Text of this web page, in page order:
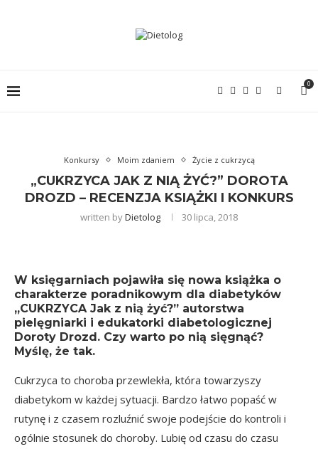
0
Konkursy Moim zdaniem Życie z cukrzycą
„CUKRZYCA JAK Z NIĄ ŻYĆ?” DOROTA
DROZD – RECENZJA KSIĄŻKI I KONKURS
written byDietolog 30 lipca, 2018
W księgarniach pojawiła się nowa książka o
charakterze poradnikowym dla diabetyków
„CUKRZYCA Jak z nią żyć?” autorstwa
pielęgniarki i edukatorki diabetologicznej
Doroty Drozd. Czy warto po nią sięgnąć?
Myślę, że tak.
Cukrzyca to choroba przewlekła, która towarzyszy
diabetykom w każdej sytuacji. Bardzo łatwo popaść w
rutynę i z czasem rozluźnić swoje podejście do kontroli i
ogólnie stosunek do choroby. Lubię od czasu do czasu